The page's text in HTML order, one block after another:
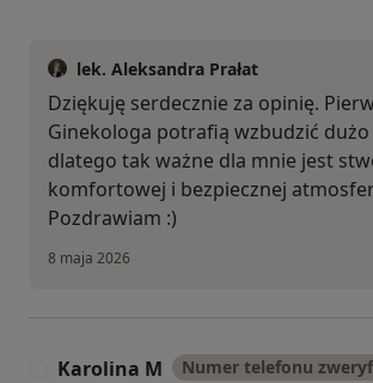
lek. Aleksandra Prałat
Dziękuję serdecznie za opinię.
Ginekologa potrafią wzbudzić
dlatego tak ważne dla mnie jest
komfortowej i bezpiecznej
Pozdrawiam :)
8 maja 2026
Karolina M Numer telefonu